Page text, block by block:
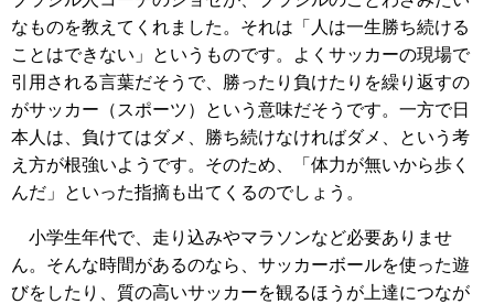
なものを教えてくれました。それは「人は一生勝ち続ける
ことはできない」というものです。よくサッカーの現場で
引用される言葉だそうで、勝ったり負けたりを繰り返すの
がサッカー（スポーツ）という意味だそうです。一方で日
本人は、負けてはダメ、勝ち続けなければダメ、という考
え方が根強いようです。そのため、「体力が無いから歩く
んだ」といった指摘も出てくるのでしょう。
小学生年代で、走り込みやマラソンなど必要ありませ
ん。そんな時間があるのなら、サッカーボールを使った遊
びをしたり、質の高いサッカーを観るほうが上達につなが